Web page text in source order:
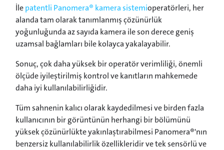
İlepatentli Panomera® kamera sistemioperatörleri, her
alanda tam olarak tanımlanmış çözünürlük
yoğunluğunda az sayıda kamera ile son derece geniş
uzamsal bağlamları bile kolayca yakalayabilir.
Sonuç, çok daha yüksek bir operatör verimliliği, önemli
ölçüde iyileştirilmiş kontrol ve kanıtların mahkemede
daha iyi kullanılabilirliğidir.
Tüm sahnenin kalıcı olarak kaydedilmesi ve birden fazla
kullanıcının bir görüntünün herhangi bir bölümünü
yüksek çözünürlükte yakınlaştırabilmesi Panomera®'nın
benzersiz kullanılabilirlik özellikleridir ve tek sensörlü ve